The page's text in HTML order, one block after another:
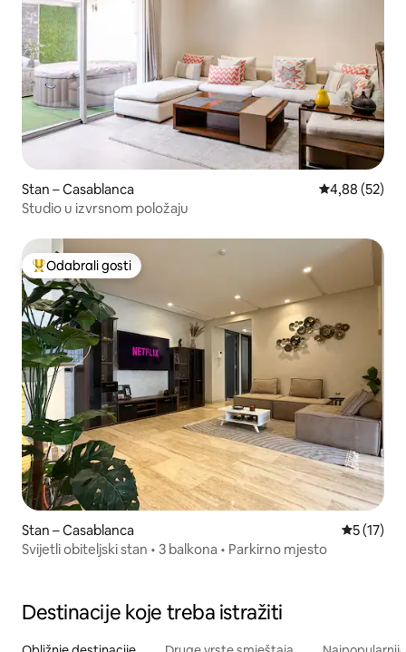
Stan – Casablanca Prosječna
4,88 (52)
Studio u izvrsnom položaju
Među najviše rangiranima s oznakom „Odabrali gosti”
Odabrali gosti
Stan – Casablanca Prosječna
5 (17)
Svijetli obiteljski stan • 3 balkona • Parkirno mjesto
Destinacije koje treba istražiti